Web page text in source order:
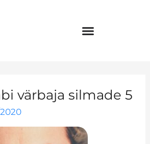
värbaja silmade 5